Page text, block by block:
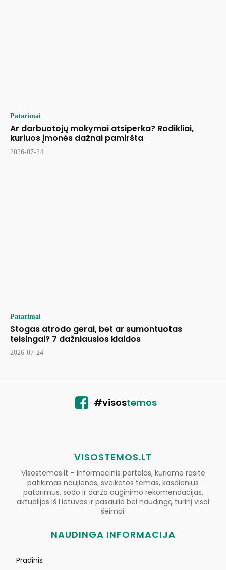
Patarimai
Ar darbuotojų mokymai atsiperka? Rodikliai,
kuriuos įmonės dažnai pamiršta
2026-07-24
Patarimai
Stogas atrodo gerai, bet ar sumontuotas
teisingai? 7 dažniausios klaidos
2026-07-24
#visostemos
VISOSTEMOS.LT
Visostemos.lt – informacinis portalas, kuriame rasite
patikimas naujienas, sveikatos temas, kasdienius
patarimus, sodo ir daržo auginimo rekomendacijas,
aktualijas iš Lietuvos ir pasaulio bei naudingą turinį visai
šeimai.
NAUDINGA INFORMACIJA
Pradinis